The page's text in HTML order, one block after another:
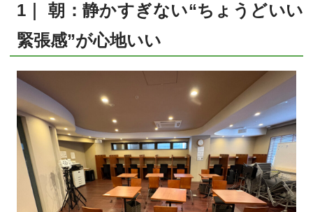
1｜ 朝：静かすぎない“ちょうどいい
緊張感”が心地いい